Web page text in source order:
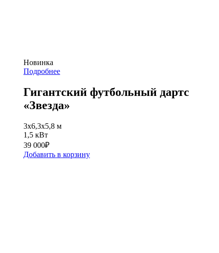
Новинка
Подробнее
Гигантский футбольный дартс
«Звезда»
3х6,3х5,8 м
1,5 кВт
39 000₽
Добавить в корзину